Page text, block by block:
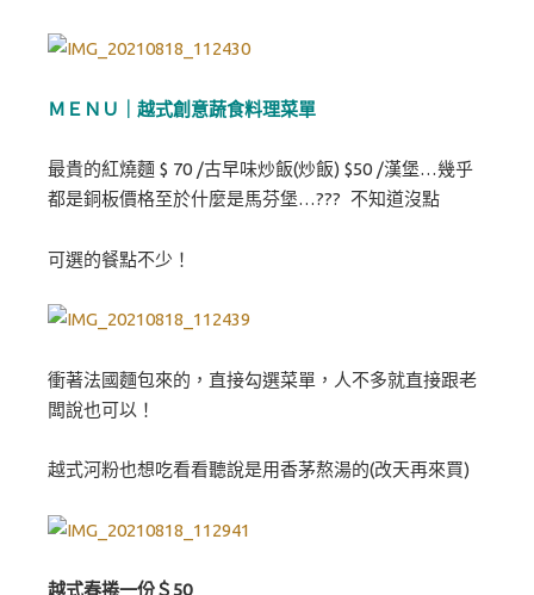
ＭＥＮＵ｜越式創意蔬食料理菜單
最貴的紅燒麵 $ 70 /古早味炒飯(炒飯) $50 /漢堡…幾乎
都是銅板價格至於什麼是馬芬堡…??? 不知道沒點
可選的餐點不少！
衝著法國麵包來的，直接勾選菜單，人不多就直接跟老
闆說也可以！
越式河粉也想吃看看聽說是用香茅熬湯的(改天再來買)
越式春捲一份＄50